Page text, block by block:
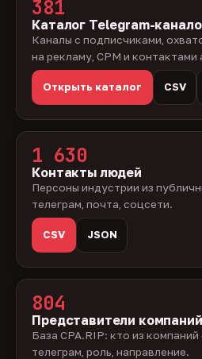
381
Каталог Telegram-
Каналы с подписчиками,
на рекламу, CPM и контактами
Открыть каталог CSV
1 630
Контакты людей
Персоны индустрии из
телеграм, почта, соцсети.
CSV JSON
804
Представители компаний
База CPA.RIP: кто из
телеграм, роль, направление.